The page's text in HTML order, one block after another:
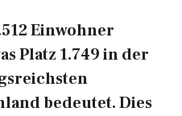
Einwohner
Platz 1.749 in der
bedeutet. Dies